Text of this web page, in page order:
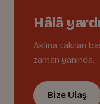
Hâlâ
Aklına takılan
zaman yanında.
Bize Ulaş